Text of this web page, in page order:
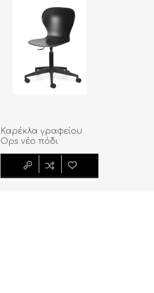
Καρέκλα γραφείου
Ops νέο πόδι